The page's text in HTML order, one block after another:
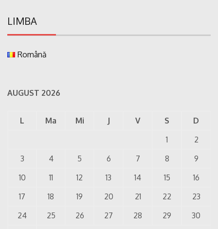
LIMBA
Română
AUGUST 2026
L Ma Mi J V S
D
1
2
3
4 5 6 7 8
9
10
11 12 13 14 15
16
17
18 19 20 21 22
23
24
25 26 27 28 29 30